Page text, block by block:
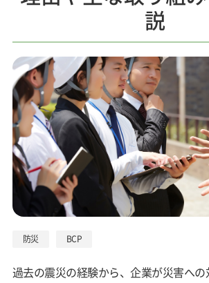
説
防災 BCP
過去の震災の経験から、企業が災害へ